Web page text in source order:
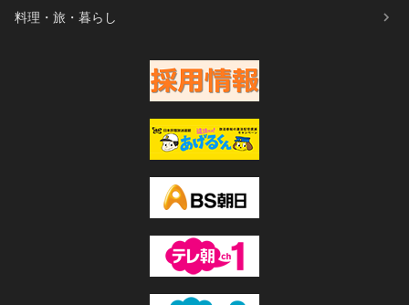
料理・旅・暮らし